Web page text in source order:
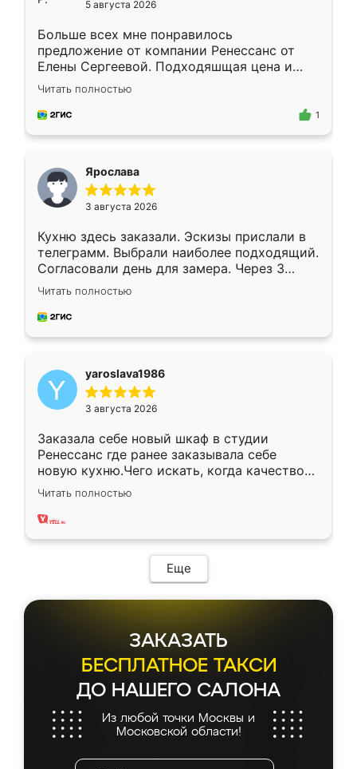
5 августа 2026
Больше всех мне понравилось
предложение от компании Ренессанс от
Елены Сергеевой. Подходяшщая цена и
короткие сроки изготовления. Приехавший
для замера сотрудник Владислав
предложил по моему эскизу самый
Читать полностью
1
Ярослава
3 августа 2026
Кухню здесь заказали. Эскизы прислали в
телеграмм. Выбрали наиболее подходящий.
Согласовали день для замера. Через 3
недели кухня была уже готова. Остались
довольны работой. Спасибо Ренессанс
мебель за качественную работу!
Читать полностью
yaroslava1986
3 августа 2026
Заказала себе новый шкаф в студии
Ренессанс где ранее заказывала себе
новую кухню.Чего искать, когда качеством
вполне довольна. Служит кухня уже почти
два года, нареканий нет.
Читать полностью
Еще
ЗАКАЗАТЬ
БЕСПЛАТНОЕ ТАКСИ
ДО НАШЕГО САЛОНА
Из любой точки Москвы и
Московской области!